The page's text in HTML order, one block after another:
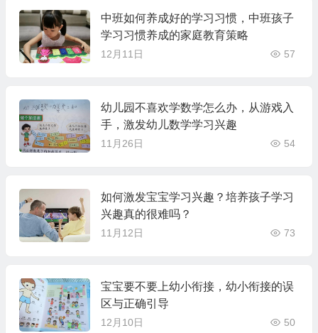
中班如何养成好的学习习惯，中班孩子
学习习惯养成的家庭教育策略
12月11日 57
幼儿园不喜欢学数学怎么办，从游戏入
手，激发幼儿数学学习兴趣
11月26日 54
如何激发宝宝学习兴趣？培养孩子学习
兴趣真的很难吗？
11月12日 73
宝宝要不要上幼小衔接，幼小衔接的误
区与正确引导
12月10日 50